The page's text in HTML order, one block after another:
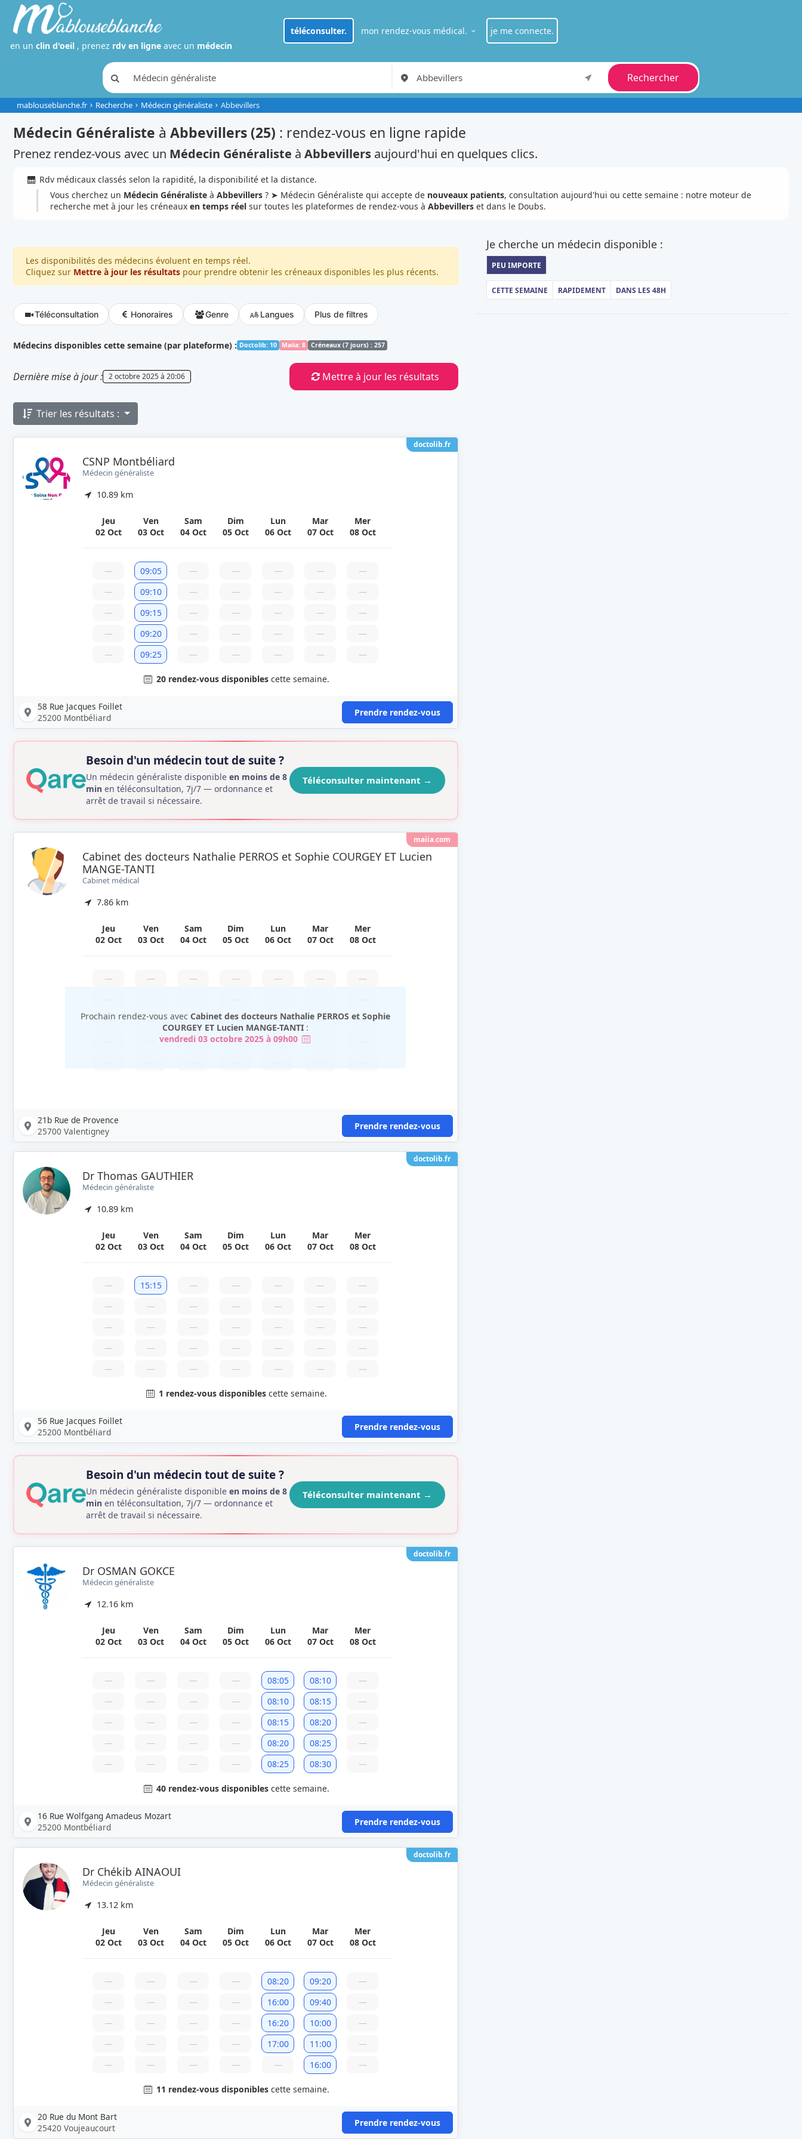
téléconsulter. mon rendez-vous médical.
je recherche autre chose
je me connecte.
en un clin d'oeil , prenez rdv en ligneavec un médecin
Rechercher
mablouseblanche.fr Recherche Médecin généraliste Abbevillers
Médecin Généraliste à Abbevillers (25) : rendez-vous en ligne rapide
Prenez rendez-vous avec un Médecin Généraliste à Abbevillersaujourd'hui en quelques clics.
Rdv médicaux classés selon la rapidité, la disponibilité et la distance.
Vous cherchez un Médecin Généralisteà Abbevillers? ➤ Médecin Généraliste qui accepte de nouveaux patients, consultation aujourd'hui ou cette semaine : notre moteur de
recherche met à jour les créneaux en temps réelsur toutes les plateformes de rendez-vous à Abbevillerset dans le Doubs.
Les disponibilités des médecins évoluent en temps réel.
Cliquez sur Mettre à jour les résultatspour prendre obtenir les créneaux disponibles les plus récents.
Téléconsultation Honoraires Genre Langues Plus de filtres
Médecins disponibles cette semaine (par plateforme) : Doctolib: 10 Maiia: 8 Créneaux (7 jours) : 257
Dernière mise à jour : 2 octobre 2025 à 20:06 Mettre à jour les résultats
Trier les résultats :
doctolib.fr
CSNP Montbéliard
Médecin généraliste
10.89 km
Jeu
02 Oct
Ven
03 Oct
Sam
04 Oct
Dim
05 Oct
Lun
06 Oct
Mar
07 Oct
Mer
08 Oct
—
—
—
—
—
09:05
09:10
09:15
09:20
09:25
—
—
—
—
—
—
—
—
—
—
—
—
—
—
—
—
—
—
—
—
—
—
—
—
—
20 rendez-vous disponibles cette semaine.
58 Rue Jacques Foillet
25200 Montbéliard
Prendre rendez-vous
Besoin d'un médecin tout de suite ?
Un médecin généraliste disponible en moins de 8
minen téléconsultation, 7j/7 — ordonnance et
arrêt de travail si nécessaire.
Téléconsulter maintenant →
maiia.com
Cabinet des docteurs Nathalie PERROS et Sophie COURGEY ET Lucien
MANGE-TANTI
Cabinet médical
7.86 km
Jeu
02 Oct
Ven
03 Oct
Sam
04 Oct
Dim
05 Oct
Lun
06 Oct
Mar
07 Oct
Mer
08 Oct
—
—
—
—
—
—
—
—
—
—
—
—
—
—
—
—
—
Prochain rendez-vous avecCabinet des docteurs Nathalie PERROS et Sophie
COURGEY ET Lucien MANGE-TANTI :
vendredi 03 octobre 2025 à 09h00
21b Rue de Provence
25700 Valentigney
Prendre rendez-vous
doctolib.fr
Dr Thomas GAUTHIER
Médecin généraliste
10.89 km
Jeu
02 Oct
Ven
03 Oct
Sam
04 Oct
Dim
05 Oct
Lun
06 Oct
Mar
07 Oct
Mer
08 Oct
—
—
—
—
—
15:15
—
—
—
—
—
—
—
—
—
—
—
—
—
—
—
—
—
—
—
—
—
—
—
—
—
—
—
—
—
1 rendez-vous disponibles cette semaine.
56 Rue Jacques Foillet
25200 Montbéliard
Prendre rendez-vous
Besoin d'un médecin tout de suite ?
Un médecin généraliste disponible en moins de 8
minen téléconsultation, 7j/7 — ordonnance et
arrêt de travail si nécessaire.
Téléconsulter maintenant →
doctolib.fr
Dr OSMAN GOKCE
Médecin généraliste
12.16 km
Jeu
02 Oct
Ven
03 Oct
Sam
04 Oct
Dim
05 Oct
Lun
06 Oct
Mar
07 Oct
Mer
08 Oct
—
—
—
—
—
—
—
—
—
—
—
—
—
—
—
—
—
—
—
—
08:05
08:10
08:15
08:20
08:25
08:10
08:15
08:20
08:25
08:30
—
—
—
—
—
40 rendez-vous disponibles cette semaine.
16 Rue Wolfgang Amadeus Mozart
25200 Montbéliard
Prendre rendez-vous
doctolib.fr
Dr Chékib AINAOUI
Médecin généraliste
13.12 km
Jeu
02 Oct
Ven
03 Oct
Sam
04 Oct
Dim
05 Oct
Lun
06 Oct
Mar
07 Oct
Mer
08 Oct
—
—
—
—
—
—
—
—
—
—
—
—
—
—
—
—
—
—
—
—
08:20
16:00
16:20
17:00
—
09:20
09:40
10:00
11:00
16:00
—
—
—
—
—
11 rendez-vous disponibles cette semaine.
20 Rue du Mont Bart
25420 Voujeaucourt
Prendre rendez-vous
Je cherche un médecin disponible :
PEU IMPORTE
CETTE SEMAINE RAPIDEMENT DANS LES 48H